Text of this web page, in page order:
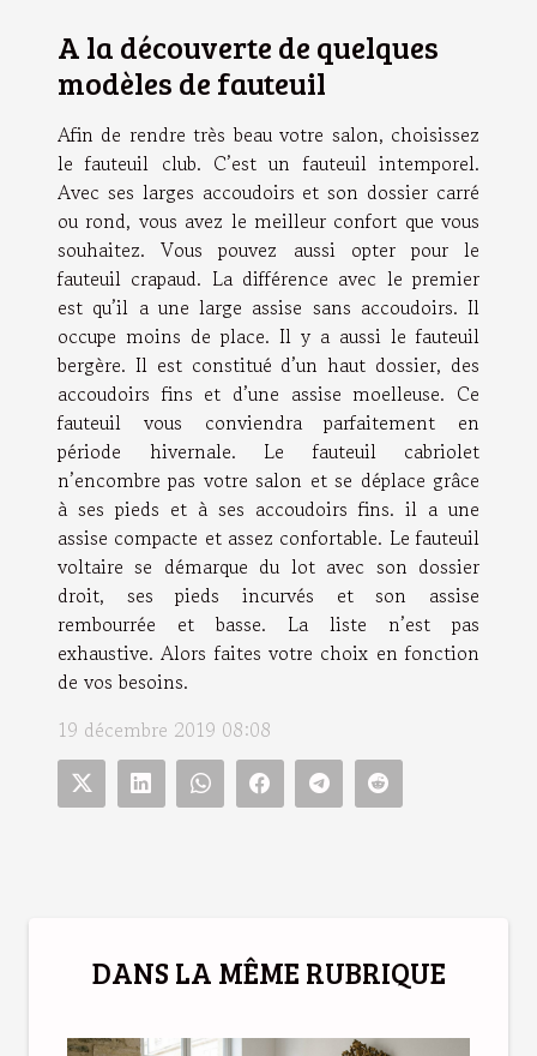
A la découverte de quelques
modèles de fauteuil
Afin de rendre très beau votre salon, choisissez
le fauteuil club. C’est un fauteuil intemporel.
Avec ses larges accoudoirs et son dossier carré
ou rond, vous avez le meilleur confort que vous
souhaitez. Vous pouvez aussi opter pour le
fauteuil crapaud. La différence avec le premier
est qu’il a une large assise sans accoudoirs. Il
occupe moins de place. Il y a aussi le fauteuil
bergère. Il est constitué d’un haut dossier, des
accoudoirs fins et d’une assise moelleuse. Ce
fauteuil vous conviendra parfaitement en
période hivernale. Le fauteuil cabriolet
n’encombre pas votre salon et se déplace grâce
à ses pieds et à ses accoudoirs fins. il a une
assise compacte et assez confortable. Le fauteuil
voltaire se démarque du lot avec son dossier
droit, ses pieds incurvés et son assise
rembourrée et basse. La liste n’est pas
exhaustive. Alors faites votre choix en fonction
de vos besoins.
19 décembre 2019 08:08
DANS LA MÊME RUBRIQUE